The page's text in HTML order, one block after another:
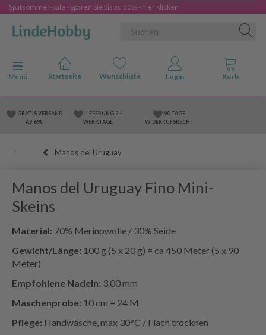
Spätsommer-Sale - Sparen Sie bis zu 50% - hier klicken
Anzeige ändern
Menü
GRATIS VERSAND
AB 69€
LIEFERUNG 2-4
WERKTAGE
90 TAGE
WIDERRUFSRECHT
Manos del Uruguay
Manos del Uruguay Fino Mini-
Skeins
Material: 70% Merinowolle / 30% Seide
Gewicht/Länge: 100 g (5 x 20 g) = ca 450 Meter (5 x 90
Meter)
Empfohlene Nadeln: 3.00 mm
Maschenprobe: 10 cm = 24 M
Pflege: Handwäsche, max 30°C / Flach trocknen